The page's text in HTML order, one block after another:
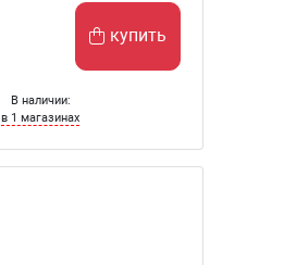
купить
В наличии:
в 1 магазинах